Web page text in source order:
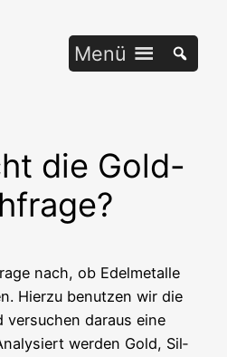
Menü
die Gold-
nach, ob Edel­me­tal­le
Hier­zu benut­zen wir die
ver­su­chen dar­aus eine
wer­den Gold, Sil­